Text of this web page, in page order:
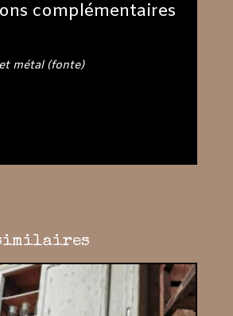
complémentaires
métal (fonte)